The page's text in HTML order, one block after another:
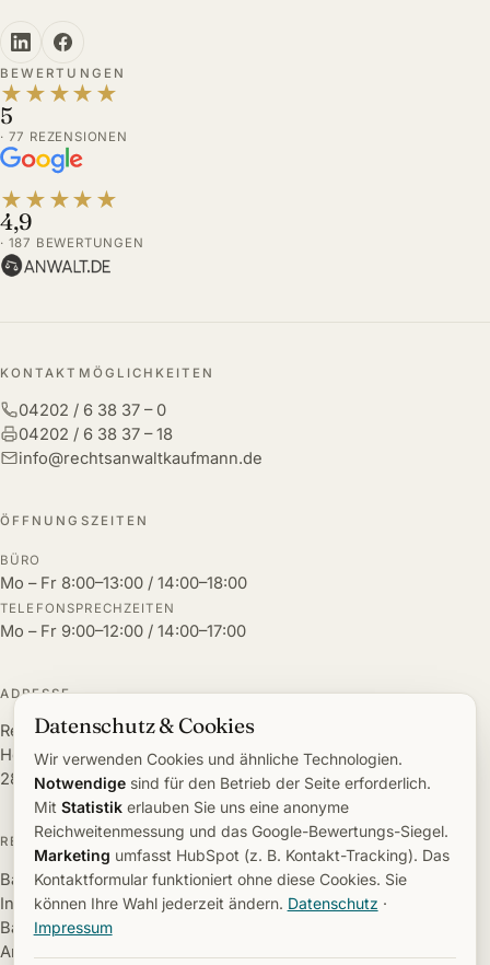
BEWERTUNGEN
★ ★ ★★ ★
5
· 77 REZENSIONEN
★ ★ ★★ ★
4,9
· 187 BEWERTUNGEN
KONTAKTMÖGLICHKEITEN
04202 / 6 38 37 – 0
04202 / 6 38 37 – 18
info@rechtsanwaltkaufmann.de
ÖFFNUNGSZEITEN
BÜRO
Mo – Fr 8:00–13:00 / 14:00–18:00
TELEFONSPRECHZEITEN
Mo – Fr 9:00–12:00 / 14:00–17:00
ADRESSE
Rechtsanwalt Kaufmann
Heilbronnstraße 2
28832 Achim
RECHTSGEBIETE
Bank- und Kapitalmarktrecht
Insolvenzrecht
Bau- und Immobilienrecht
Arbeitsrecht
Datenschutz & Cookies
Wir verwenden Cookies und ähnliche Technologien.
Notwendigesind für den Betrieb der Seite erforderlich.
Mit Statistikerlauben Sie uns eine anonyme
Reichweitenmessung und das Google-Bewertungs-Siegel.
Marketing umfasst HubSpot (z. B. Kontakt-Tracking). Das
Kontaktformular funktioniert ohne diese Cookies. Sie
können Ihre Wahl jederzeit ändern. Datenschutz ·
Impressum